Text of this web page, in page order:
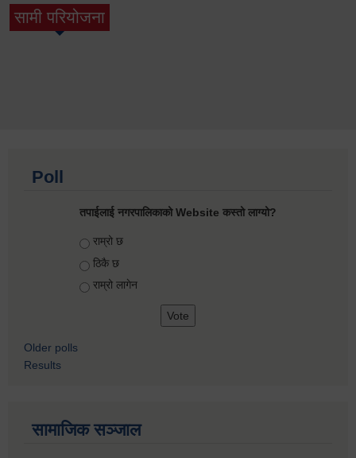
सामी परियोजना
(active tab)
Poll
तपाईलाई नगरपालिकाको Website कस्तो लाग्यो?
Choices
राम्रो छ
ठिकै छ
राम्रो लागेन
Older polls
Results
सामाजिक सञ्जाल